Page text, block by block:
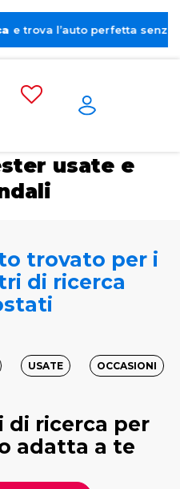
l’auto perfetta senza
usate e
trovato per i
di ricerca
USATE OCCASIONI
di ricerca per
adatta a te